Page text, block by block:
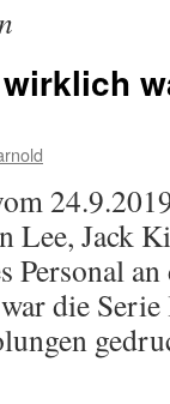
Lee, Jack
Personal
die